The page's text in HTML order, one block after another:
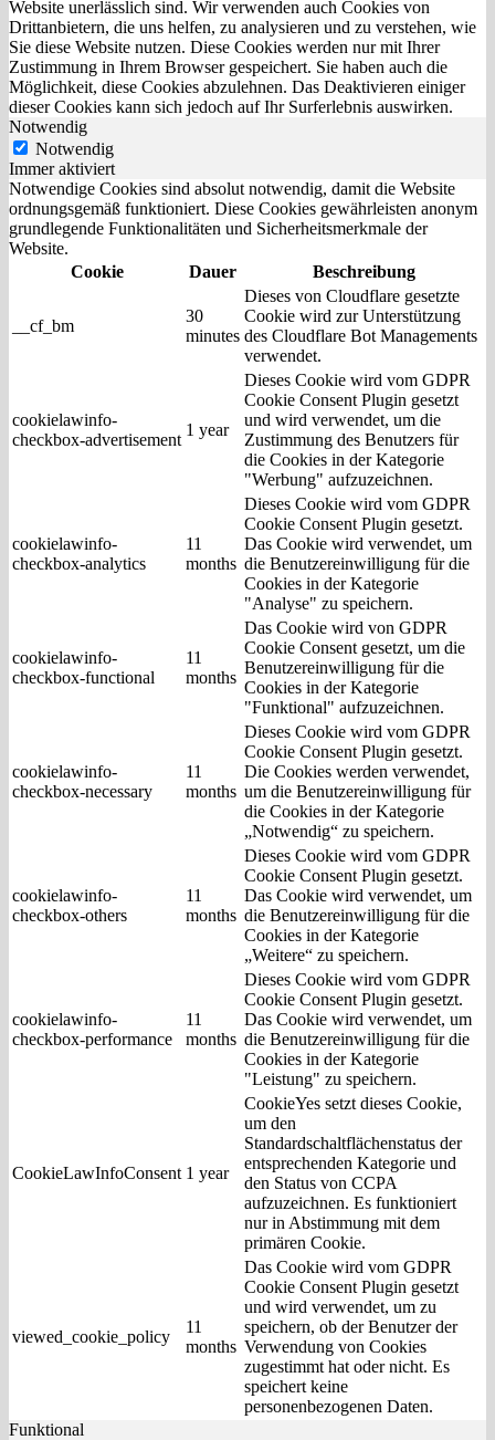
Website unerlässlich sind. Wir verwenden auch Cookies von
Drittanbietern, die uns helfen, zu analysieren und zu verstehen, wie
Sie diese Website nutzen. Diese Cookies werden nur mit Ihrer
Zustimmung in Ihrem Browser gespeichert. Sie haben auch die
Möglichkeit, diese Cookies abzulehnen. Das Deaktivieren einiger
dieser Cookies kann sich jedoch auf Ihr Surferlebnis auswirken.
Notwendig
Notwendig
Immer aktiviert
Notwendige Cookies sind absolut notwendig, damit die Website
ordnungsgemäß funktioniert. Diese Cookies gewährleisten anonym
grundlegende Funktionalitäten und Sicherheitsmerkmale der
Website.
Cookie
Dauer Beschreibung
__cf_bm
30
minutes
Dieses von Cloudflare gesetzte
Cookie wird zur Unterstützung
des Cloudflare Bot Managements
verwendet.
cookielawinfo-
checkbox-advertisement
1 year
Dieses Cookie wird vom GDPR
Cookie Consent Plugin gesetzt
und wird verwendet, um die
Zustimmung des Benutzers für
die Cookies in der Kategorie
"Werbung" aufzuzeichnen.
cookielawinfo-
checkbox-analytics
11
months
Dieses Cookie wird vom GDPR
Cookie Consent Plugin gesetzt.
Das Cookie wird verwendet, um
die Benutzereinwilligung für die
Cookies in der Kategorie
"Analyse" zu speichern.
cookielawinfo-
checkbox-functional
11
months
Das Cookie wird von GDPR
Cookie Consent gesetzt, um die
Benutzereinwilligung für die
Cookies in der Kategorie
"Funktional" aufzuzeichnen.
cookielawinfo-
checkbox-necessary
11
months
Dieses Cookie wird vom GDPR
Cookie Consent Plugin gesetzt.
Die Cookies werden verwendet,
um die Benutzereinwilligung für
die Cookies in der Kategorie
„Notwendig“ zu speichern.
cookielawinfo-
checkbox-others
11
months
Dieses Cookie wird vom GDPR
Cookie Consent Plugin gesetzt.
Das Cookie wird verwendet, um
die Benutzereinwilligung für die
Cookies in der Kategorie
„Weitere“ zu speichern.
cookielawinfo-
checkbox-performance
11
months
Dieses Cookie wird vom GDPR
Cookie Consent Plugin gesetzt.
Das Cookie wird verwendet, um
die Benutzereinwilligung für die
Cookies in der Kategorie
"Leistung" zu speichern.
CookieLawInfoConsent 1 year
CookieYes setzt dieses Cookie,
um den
Standardschaltflächenstatus der
entsprechenden Kategorie und
den Status von CCPA
aufzuzeichnen. Es funktioniert
nur in Abstimmung mit dem
primären Cookie.
viewed_cookie_policy
11
months
Das Cookie wird vom GDPR
Cookie Consent Plugin gesetzt
und wird verwendet, um zu
speichern, ob der Benutzer der
Verwendung von Cookies
zugestimmt hat oder nicht. Es
speichert keine
personenbezogenen Daten.
Funktional